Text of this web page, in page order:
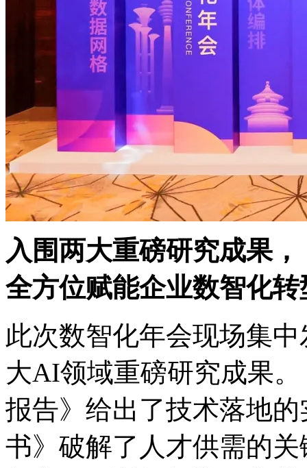
入围两大重磅研究成果，
全方位赋能企业数智化转
此次数智化年会现场集
大AI领域重磅研究成果
报告》给出了技术落地的
书》破解了人才供需的关